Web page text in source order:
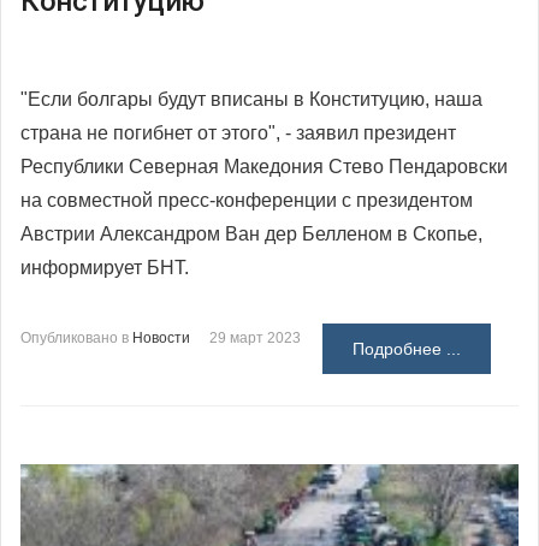
"Если болгары будут вписаны в Конституцию, наша
страна не погибнет от этого", - заявил президент
Республики Северная Македония Стево Пендаровски
на совместной пресс-конференции с президентом
Австрии Александром Ван дер Белленом в Скопье,
информирует БНТ.
Опубликовано в Новости 29 март 2023
Подробнее ...